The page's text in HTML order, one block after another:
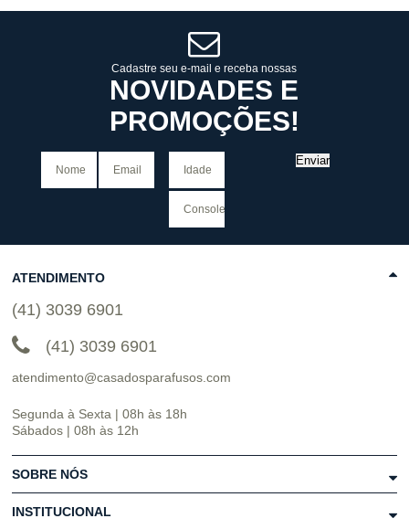
10 x de R$ 255,09
Cadastre seu e-mail e receba nossas
NOVIDADES E
PROMOÇÕES!
Enviar
ATENDIMENTO
(41) 3039 6901
(41) 3039 6901
atendimento@casadosparafusos.com
Segunda à Sexta | 08h às 18h
Sábados | 08h às 12h
SOBRE NÓS
INSTITUCIONAL